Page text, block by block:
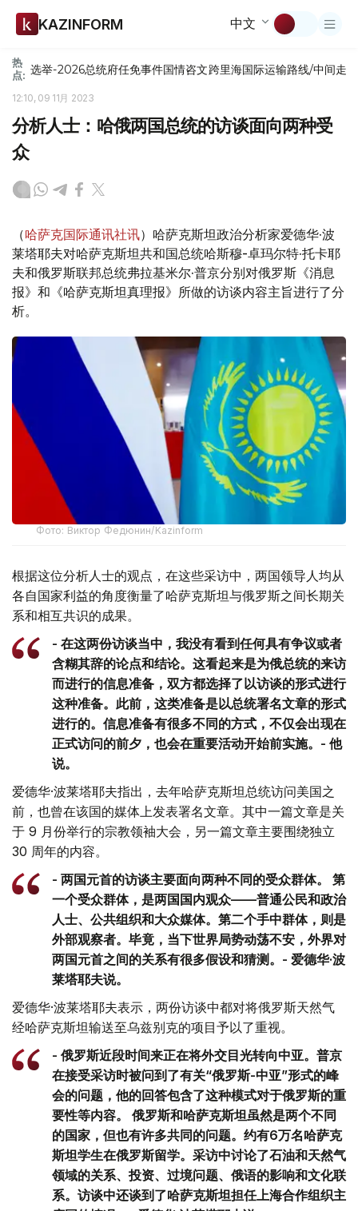
KAZINFORM 中文
热
点: 选举-2026总统府任免事件国情咨文跨里海国际运输路线/中间走廊
12:10, 09 11月 2023
分析人士：哈俄两国总统的访谈面向两种受
众
（哈萨克国际通讯社讯）哈萨克斯坦政治分析家爱德华·波
莱塔耶夫对哈萨克斯坦共和国总统哈斯穆-卓玛尔特·托卡耶
夫和俄罗斯联邦总统弗拉基米尔·普京分别对俄罗斯《消息
报》和《哈萨克斯坦真理报》所做的访谈内容主旨进行了分
析。
Фото: Виктор Федюнин/Kazinform
根据这位分析人士的观点，在这些采访中，两国领导人均从
各自国家利益的角度衡量了哈萨克斯坦与俄罗斯之间长期关
系和相互共识的成果。
- 在这两份访谈当中，我没有看到任何具有争议或者
含糊其辞的论点和结论。这看起来是为俄总统的来访
而进行的信息准备，双方都选择了以访谈的形式进行
这种准备。此前，这类准备是以总统署名文章的形式
进行的。信息准备有很多不同的方式，不仅会出现在
正式访问的前夕，也会在重要活动开始前实施。- 他
说。
爱德华·波莱塔耶夫指出，去年哈萨克斯坦总统访问美国之
前，也曾在该国的媒体上发表署名文章。其中一篇文章是关
于 9 月份举行的宗教领袖大会，另一篇文章主要围绕独立
30 周年的内容。
- 两国元首的访谈主要面向两种不同的受众群体。 第
一个受众群体，是两国国内观众——普通公民和政治
人士、公共组织和大众媒体。第二个手中群体，则是
外部观察者。毕竟，当下世界局势动荡不安，外界对
两国元首之间的关系有很多假设和猜测。- 爱德华·波
莱塔耶夫说。
爱德华·波莱塔耶夫表示，两份访谈中都对将俄罗斯天然气
经哈萨克斯坦输送至乌兹别克的项目予以了重视。
- 俄罗斯近段时间来正在将外交目光转向中亚。普京
在接受采访时被问到了有关“俄罗斯-中亚”形式的峰
会的问题，他的回答包含了这种模式对于俄罗斯的重
要性等内容。 俄罗斯和哈萨克斯坦虽然是两个不同
的国家，但也有许多共同的问题。约有6万名哈萨克
斯坦学生在俄罗斯留学。采访中讨论了石油和天然气
领域的关系、投资、过境问题、俄语的影响和文化联
系。访谈中还谈到了哈萨克斯坦担任上海合作组织主